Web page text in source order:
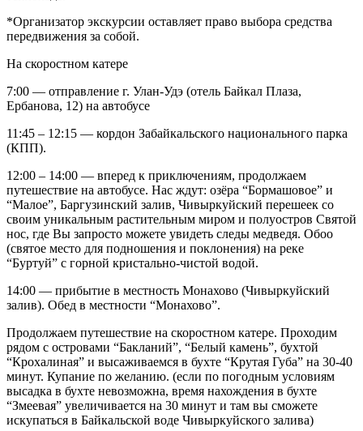
*Организатор экскурсии оставляет право выбора средства
передвижения за собой.
На скоростном катере
7:00 — отправление г. Улан-Удэ (отель Байкал Плаза,
Ербанова, 12) на автобусе
11:45 – 12:15 — кордон Забайкальского национального парка
(КПП).
12:00 – 14:00 — вперед к приключениям, продолжаем
путешествие на автобусе. Нас ждут: озёра “Бормашовое” и
“Малое”, Баргузинский залив, Чивыркуйский перешеек со
своим уникальным растительным миром и полуостров Святой
нос, где Вы запросто можете увидеть следы медведя. Обоо
(святое место для подношения и поклонения) на реке
“Буртуй” с горной кристально-чистой водой.
14:00 — прибытие в местность Монахово (Чивыркуйский
залив). Обед в местности “Монахово”.
Продолжаем путешествие на скоростном катере. Проходим
рядом с островами “Бакланий”, “Белый камень”, бухтой
“Крохалиная” и высаживаемся в бухте “Крутая Губа” на 30-40
минут. Купание по желанию. (если по погодным условиям
высадка в бухте невозможна, время нахождения в бухте
“Змеевая” увеличивается на 30 минут и там вы сможете
искупаться в Байкальской воде Чивыркуйского залива)